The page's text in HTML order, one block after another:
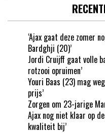
‘Ajax gaat deze zomer
Bardghji (20)’
Jordi Cruijff gaat volle
rotzooi opruimen’
Youri Baas (23) mag
prijs’
Zorgen om 23-jarige
Ajax nog niet klaar op
kwaliteit bij’